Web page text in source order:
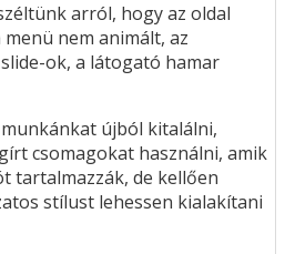
arról, hogy az oldal
nem animált, az
ok, a látogató hamar
újból kitalálni,
csomagokat használni, amik
tartalmazzák, de kellően
stílust lehessen kialakítani